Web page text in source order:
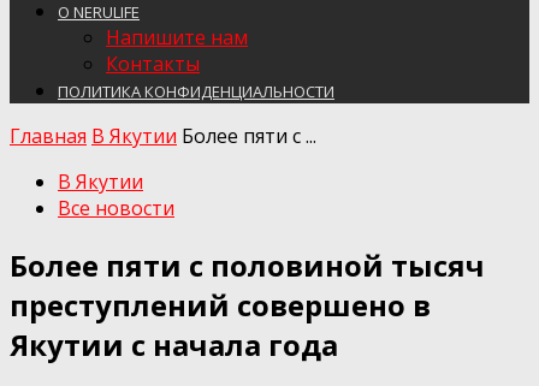
О NERULIFE
Напишите нам
Контакты
ПОЛИТИКА КОНФИДЕНЦИАЛЬНОСТИ
Главная В Якутии Более пяти с ...
В Якутии
Все новости
Более пяти с половиной тысяч
преступлений совершено в
Якутии с начала года